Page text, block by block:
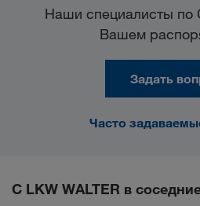
Наши специалисты по
Вашем
Задать
Часто
С LKW WALTER в